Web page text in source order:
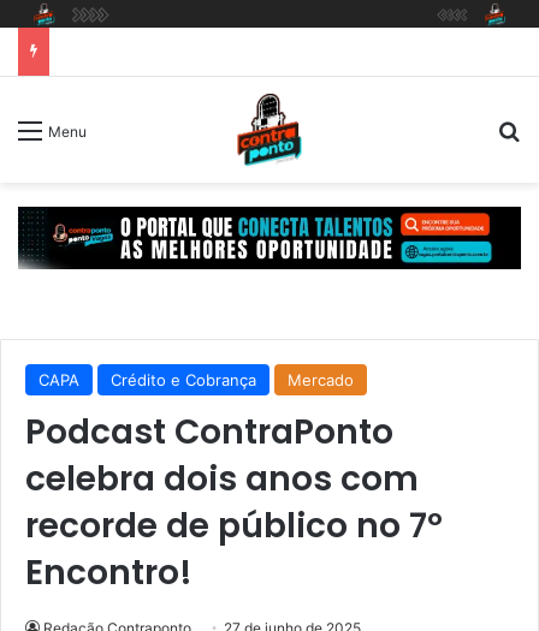
Menu
CAPA Crédito e Cobrança Mercado
Podcast ContraPonto
celebra dois anos com
recorde de público no 7º
Encontro!